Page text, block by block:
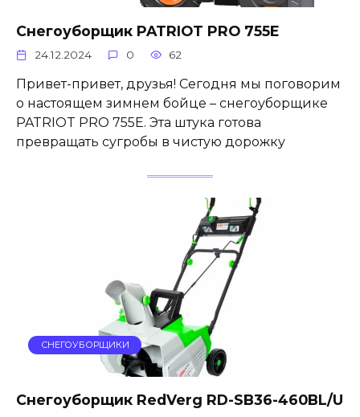
Снегоуборщик PATRIOT PRO 755E
24.12.2024 0 62
Привет-привет, друзья! Сегодня мы поговорим
о настоящем зимнем бойце – снегоуборщике
PATRIOT PRO 755E. Эта штука готова
превращать сугробы в чистую дорожку
СНЕГОУБОРЩИКИ
Снегоуборщик RedVerg RD-SB36-460BL/U